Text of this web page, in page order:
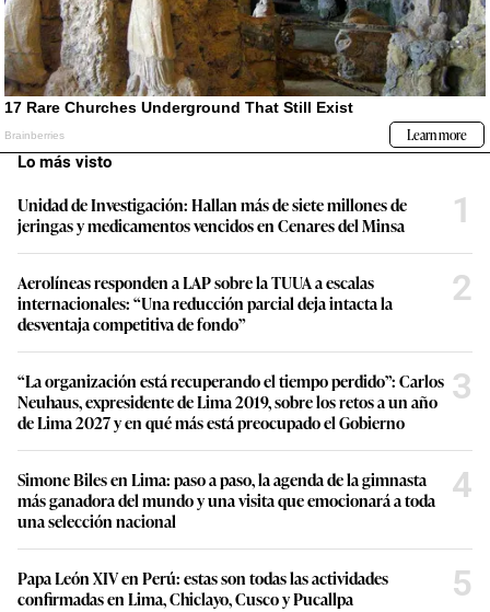
Lo más visto
Unidad de Investigación: Hallan más de siete millones de
jeringas y medicamentos vencidos en Cenares del Minsa
1
Aerolíneas responden a LAP sobre la TUUA a escalas
internacionales: “Una reducción parcial deja intacta la
desventaja competitiva de fondo”
2
“La organización está recuperando el tiempo perdido”: Carlos
Neuhaus, expresidente de Lima 2019, sobre los retos a un año
de Lima 2027 y en qué más está preocupado el Gobierno
3
Simone Biles en Lima: paso a paso, la agenda de la gimnasta
más ganadora del mundo y una visita que emocionará a toda
una selección nacional
4
Papa León XIV en Perú: estas son todas las actividades
confirmadas en Lima, Chiclayo, Cusco y Pucallpa
5